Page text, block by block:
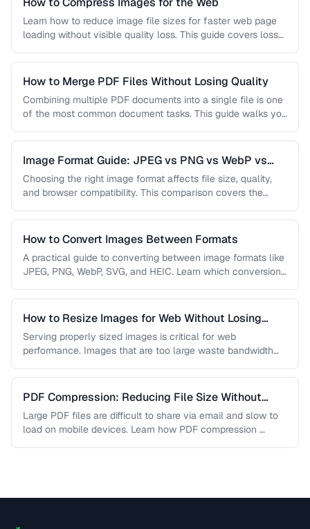
Learn how to reduce image file sizes for faster web page
loading without visible quality loss. This guide covers lossy
How to Merge PDF Files Without Losing Quality
Combining multiple PDF documents into a single file is one
of the most common document tasks. This guide walks you
Image Format Guide: JPEG vs PNG vs WebP vs
AVIF
Choosing the right image format affects file size, quality,
and browser compatibility. This comparison covers the
How to Convert Images Between Formats
A practical guide to converting between image formats like
JPEG, PNG, WebP, SVG, and HEIC. Learn which conversions
How to Resize Images for Web Without Losing
Quality
Serving properly sized images is critical for web
performance. Images that are too large waste bandwidth
PDF Compression: Reducing File Size Without
Sacrificing Quality
Large PDF files are difficult to share via email and slow to
load on mobile devices. Learn how PDF compression …